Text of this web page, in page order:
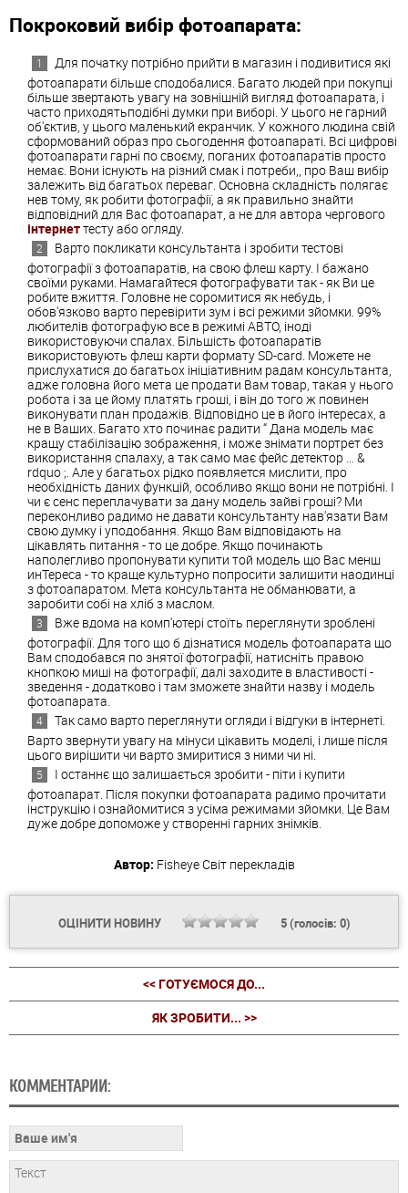
Покроковий вибір фотоапарата:
Для початку потрібно прийти в магазин і подивитися які
фотоапарати більше сподобалися. Багато людей при покупці
більше звертають увагу на зовнішній вигляд фотоапарата, і
часто приходятьподібні думки при виборі. У цього не гарний
об'єктив, у цього маленький екранчик. У кожного людина свій
сформований образ про сьогодення фотоапараті. Всі цифрові
фотоапарати гарні по своєму, поганих фотоапаратів просто
немає. Вони існують на різний смак і потреби,, про Ваш вибір
залежить від багатьох переваг. Основна складність полягає
нев тому, як робити фотографії, а як правильно знайти
відповідний для Вас фотоапарат, а не для автора чергового
інтернеттесту або огляду.
Варто покликати консультанта і зробити тестові
фотографії з фотоапаратів, на свою флеш карту. І бажано
своїми руками. Намагайтеся фотографувати так - як Ви це
робите вжиття. Головне не соромитися як небудь, і
обов'язково варто перевірити зум і всі режими зйомки. 99%
любителів фотографую все в режимі АВТО, іноді
використовуючи спалах. Більшість фотоапаратів
використовують флеш карти формату SD-card. Можете не
прислухатися до багатьох ініціативним радам консультанта,
адже головна його мета це продати Вам товар, такая у нього
робота і за це йому платять гроші, і він до того ж повинен
виконувати план продажів. Відповідно це в його інтересах, а
не в Ваших. Багато хто починає радити “ Дана модель має
кращу стабілізацію зображення, і може знімати портрет без
використання спалаху, а так само має фейс детектор … &
rdquo ;. Але у багатьох рідко появляется мислити, про
необхідність даних функцій, особливо якщо вони не потрібні. І
чи є сенс переплачувати за дану модель зайві гроші? Ми
переконливо радимо не давати консультанту нав'язати Вам
свою думку і уподобання. Якщо Вам відповідають на
цікавлять питання - то це добре. Якщо починають
наполегливо пропонувати купити той модель що Вас менш
инТереса - то краще культурно попросити залишити наодинці
з фотоапаратом. Мета консультанта не обманювати, а
заробити собі на хліб з маслом.
Вже вдома на комп'ютері стоїть переглянути зроблені
фотографії. Для того що б дізнатися модель фотоапарата що
Вам сподобався по знятої фотографії, натисніть правою
кнопкою миші на фотографії, далі заходите в властивості -
зведення - додатково і там зможете знайти назву і модель
фотоапарата.
Так само варто переглянути огляди і відгуки в інтернеті.
Варто звернути увагу на мінуси цікавить моделі, і лише після
цього вирішити чи варто змиритися з ними чи ні.
І останнє що залишається зробити - піти і купити
фотоапарат. Після покупки фотоапарата радимо прочитати
інструкцію і ознайомитися з усіма режимами зйомки. Це Вам
дуже добре допоможе у створенні гарних знімків.
Автор: FisheyeСвіт перекладів
ОЦІНИТИ НОВИНУ 5(голосів: 0)
<< ГОТУЄМОСЯ ДО...
ЯК ЗРОБИТИ... >>
КОММЕНТАРИИ: